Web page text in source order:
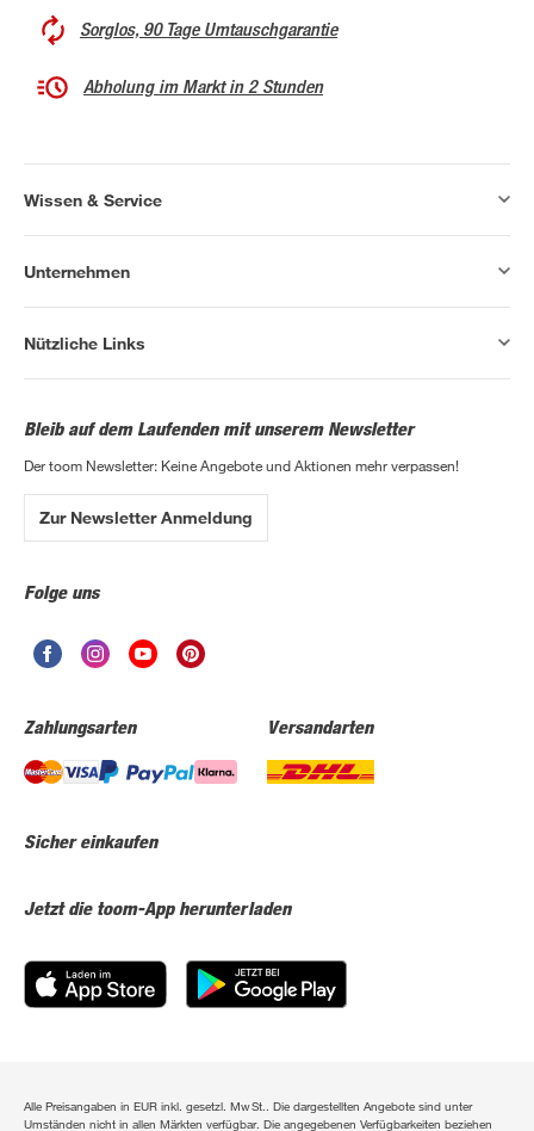
Sorglos, 90 Tage Umtauschgarantie
Abholung im Markt in 2 Stunden
Wissen & Service
Unternehmen
Nützliche Links
Bleib auf dem Laufenden mit unserem Newsletter
Der toom Newsletter: Keine Angebote und Aktionen mehr verpassen!
Zur Newsletter Anmeldung
Folge uns
Zahlungsarten Versandarten
Sicher einkaufen
Jetzt die toom-App herunterladen
Alle Preisangaben in EUR inkl. gesetzl. MwSt.. Die dargestellten Angebote sind unter
Umständen nicht in allen Märkten verfügbar. Die angegebenen Verfügbarkeiten beziehen